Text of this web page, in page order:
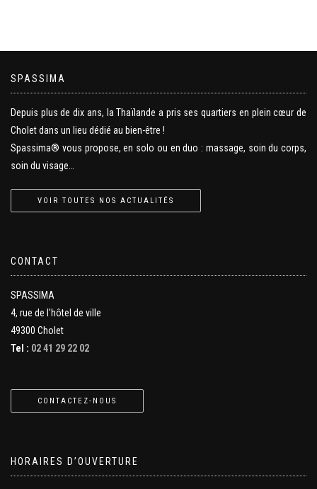
SPASSIMA
Depuis plus de dix ans, la Thaïlande a pris ses quartiers en plein cœur de
Cholet dans un lieu dédié au bien-être !
Spassima® vous propose, en solo ou en duo : massage, soin du corps,
soin du visage…
VOIR TOUTES NOS ACTUALITÉS
CONTACT
SPASSIMA
4, rue de l'hôtel de ville
49300 Cholet
Tel : 02 41 29 22 02
CONTACTEZ-NOUS
HORAIRES D’OUVERTURE